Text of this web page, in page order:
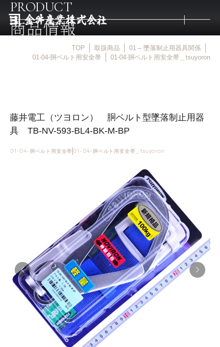
取扱メーカー
金井産業の強み
採用情報
PRODUCT
商品情報
TOP 取扱商品
01 – 墜落制止用器具関係
01-04-胴ベルト用安全帯
01-04-胴ベルト用安全帯＿tsuyoron
藤井電工（ツヨロン） 胴ベルト型墜落制止用器
具 TB-NV-593-BL4-BK-M-BP
01-04-胴ベルト用安全帯 01-04-胴ベルト用安全帯＿tsuyoron